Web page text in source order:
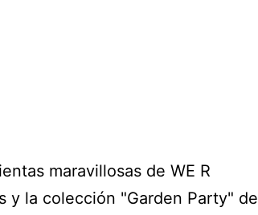
maravillosas de WE R
y la colección "Garden Party" de